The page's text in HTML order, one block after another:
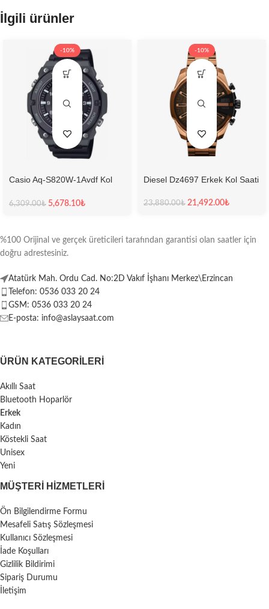
İlgili ürünler
-10%
Casio Aq-S820W-1Avdf Kol
6,309.00₺ 5,678.10₺
-10%
Diesel Dz4697 Erkek Kol Saati
23,880.00₺ 21,492.00₺
%100 Orijinal ve gerçek üreticileri tarafından garantisi olan saatler için
doğru adrestesiniz.
Atatürk Mah. Ordu Cad. No:2D Vakıf İşhanı Merkez\Erzincan
Telefon: 0536 033 20 24
GSM: 0536 033 20 24
E-posta: info@aslaysaat.com
ÜRÜN KATEGORILERI
Akıllı Saat
Bluetooth Hoparlör
Erkek
Kadın
Köstekli Saat
Unisex
Yeni
MÜŞTERI HIZMETLERI
Ön Bilgilendirme Formu
Mesafeli Satış Sözleşmesi
Kullanıcı Sözleşmesi
İade Koşulları
Gizlilik Bildirimi
Sipariş Durumu
İletişim